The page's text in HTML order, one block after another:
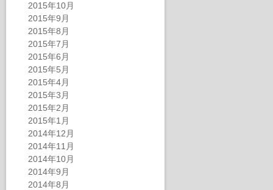
2015年10月
2015年9月
2015年8月
2015年7月
2015年6月
2015年5月
2015年4月
2015年3月
2015年2月
2015年1月
2014年12月
2014年11月
2014年10月
2014年9月
2014年8月